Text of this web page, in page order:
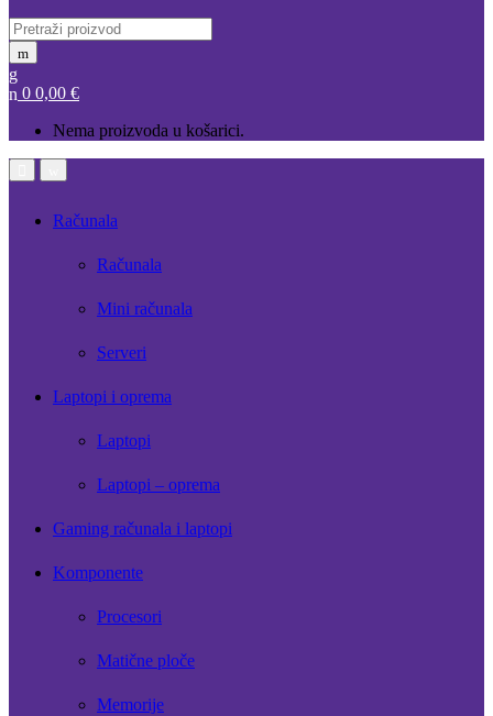
Search
for:
0 0,00 €
Nema proizvoda u košarici.
Računala
Računala
Mini računala
Serveri
Laptopi i oprema
Laptopi
Laptopi – oprema
Gaming računala i laptopi
Komponente
Procesori
Matične ploče
Memorije